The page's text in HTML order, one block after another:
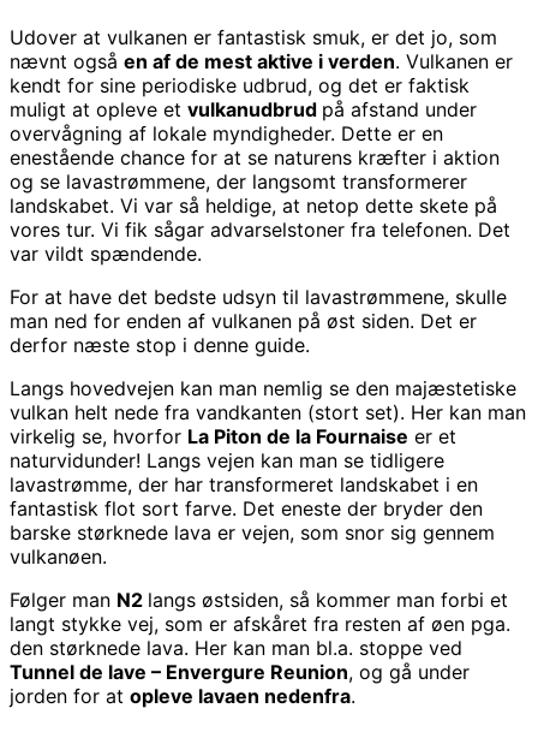
Udover at vulkanen er fantastisk smuk, er det jo, som
nævnt også en af de mest aktive i verden. Vulkanen er
kendt for sine periodiske udbrud, og det er faktisk
muligt at opleve et vulkanudbrud på afstand under
overvågning af lokale myndigheder. Dette er en
enestående chance for at se naturens kræfter i aktion
og se lavastrømmene, der langsomt transformerer
landskabet. Vi var så heldige, at netop dette skete på
vores tur. Vi fik sågar advarselstoner fra telefonen. Det
var vildt spændende.
For at have det bedste udsyn til lavastrømmene, skulle
man ned for enden af vulkanen på øst siden. Det er
derfor næste stop i denne guide.
Langs hovedvejen kan man nemlig se den majæstetiske
vulkan helt nede fra vandkanten (stort set). Her kan man
virkelig se, hvorfor La Piton de la Fournaise er et
naturvidunder! Langs vejen kan man se tidligere
lavastrømme, der har transformeret landskabet i en
fantastisk flot sort farve. Det eneste der bryder den
barske størknede lava er vejen, som snor sig gennem
vulkanøen.
Følger man N2 langs østsiden, så kommer man forbi et
langt stykke vej, som er afskåret fra resten af øen pga.
den størknede lava. Her kan man bl.a. stoppe ved
Tunnel de lave – Envergure Reunion, og gå under
jorden for at opleve lavaen nedenfra.